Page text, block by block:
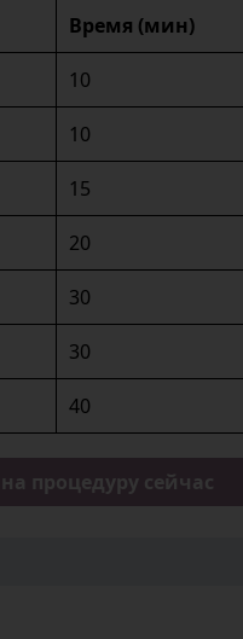
Время (мин)
10
10
15
20
30
30
40
процедуру сейчас